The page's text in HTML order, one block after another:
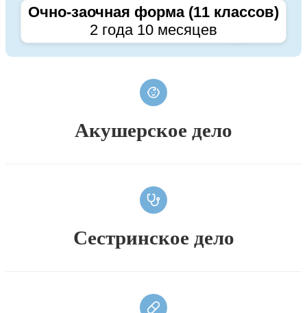
Очно-заочная форма (11 классов)
2 года 10 месяцев
Акушерское дело
Сестринское дело